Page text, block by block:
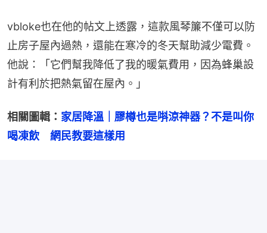
vbloke也在他的帖文上透露，這款風琴簾不僅可以防
止房子屋內過熱，還能在寒冷的冬天幫助減少電費。
他說：「它們幫我降低了我的暖氣費用，因為蜂巢設
計有利於把熱氣留在屋內。」
相關圖輯： 家居降溫｜膠樽也是唞涼神器？不是叫你
喝凍飲　網民教要這樣用